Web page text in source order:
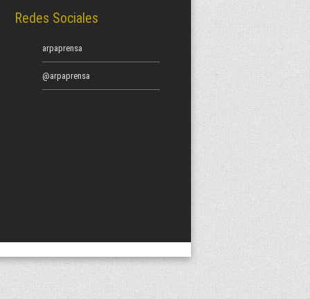
Redes Sociales
arpaprensa
@arpaprensa